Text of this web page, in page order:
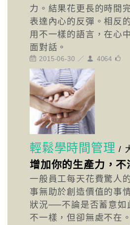
力。結果花更長的時間
表達內心的反彈。相反
用不一樣的語言，在心
面對話。
2015-06-30 ／ 4064
輕鬆學時間管理 /
增加你的生產力，不
一般員工每天花費驚人
事無助於創造價值的事
狀況──不論是否蓄意
不一樣，但卻無處不在